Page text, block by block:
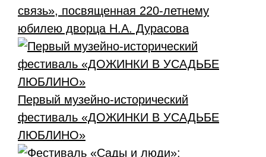
связь», посвященная 220-летнему
юбилею дворца Н.А. Дурасова
Первый музейно-исторический
фестиваль «ДОЖИНКИ В УСАДЬБЕ
ЛЮБЛИНО»